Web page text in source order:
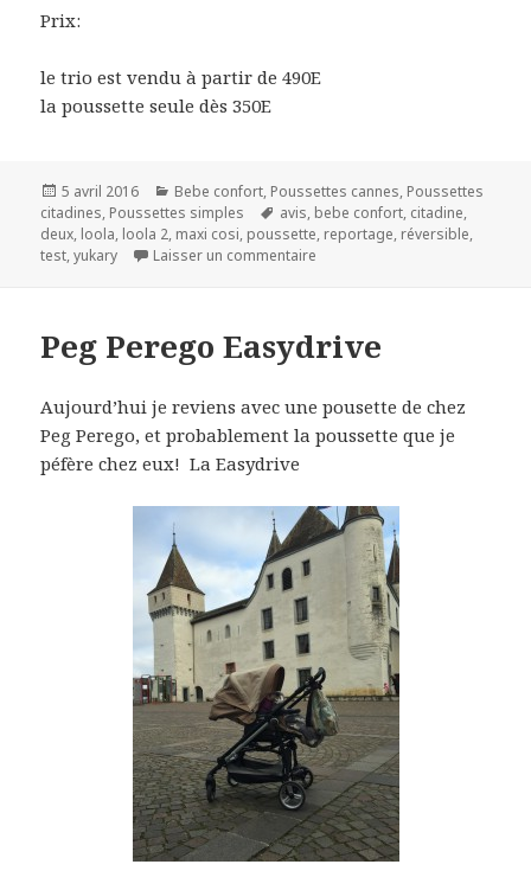
Prix:
le trio est vendu à partir de 490E
la poussette seule dès 350E
Publié
le
5 avril 2016 Catégories
Bebe confort, Poussettes cannes, Poussettes
citadines, Poussettes simples
Mots-
clés
avis, bebe confort, citadine,
deux, loola, loola 2, maxi cosi, poussette, reportage, réversible,
test,yukary Laisser un commentaire
Peg Perego Easydrive
Aujourd’hui je reviens avec une pousette de chez
Peg Perego, et probablement la poussette que je
péfère chez eux! La Easydrive